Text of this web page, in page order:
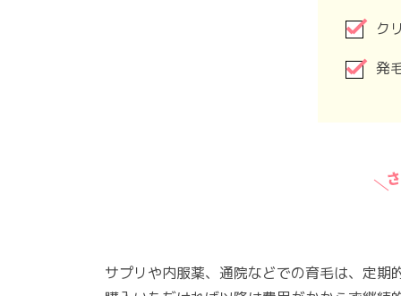
ク
発
サプリや内服薬、通院などでの育毛は、定